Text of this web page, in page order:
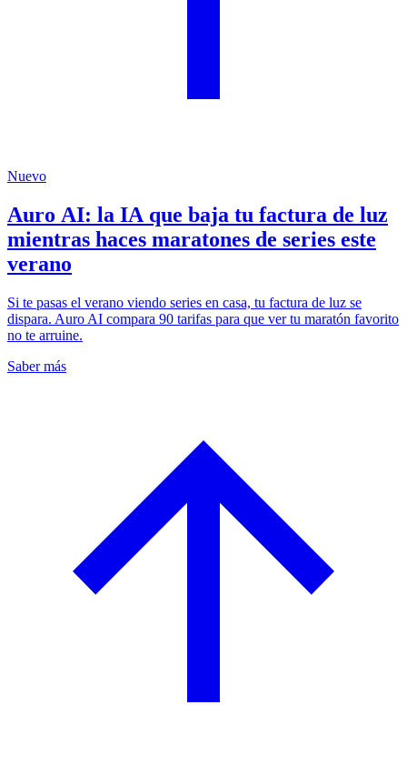
Nuevo
Auro AI: la IA que baja tu factura de luz
mientras haces maratones de series este
verano
Si te pasas el verano viendo series en casa, tu factura de luz se
dispara. Auro AI compara 90 tarifas para que ver tu maratón favorito
no te arruine.
Saber más